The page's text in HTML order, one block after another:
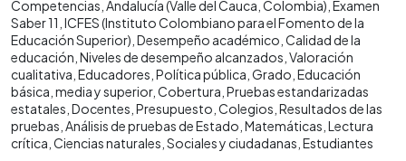
Competencias Andalucía (Valle del Cauca, Colombia) Examen
Saber 11 ICFES (Instituto Colombiano para el Fomento de la
Educación Superior) Desempeño académico Calidad de la
educación Niveles de desempeño alcanzados Valoración
cualitativa Educadores Política pública Grado Educación
básica, media y superior Cobertura Pruebas estandarizadas
estatales Docentes Presupuesto Colegios Resultados de las
pruebas Análisis de pruebas de Estado Matemáticas Lectura
crítica Ciencias naturales Sociales y ciudadanas Estudiantes